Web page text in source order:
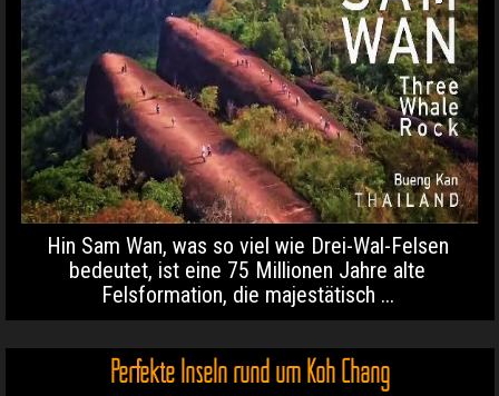
Hin Sam Wan, was so viel wie Drei-Wal-Felsen
bedeutet, ist eine 75 Millionen Jahre alte
Felsformation, die majestätisch ...
Perfekte Inseln rund um Koh Chang